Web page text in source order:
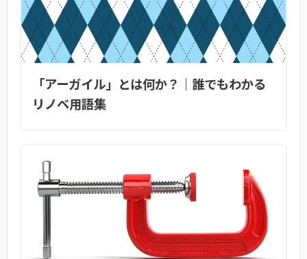
「アーガイル」とは何か？｜誰でもわかる
リノベ用語集